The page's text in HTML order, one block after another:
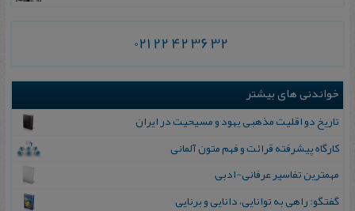
021 22 42 36 32
خواندنی های بیشتر
تاریخ دو اقلیت مذهبی یهود و مسیحیت در ایران
کارگاه پیشرفته قرائت و فهم متون آلمانی
مهمترین تفاسیر عرفانی-ادبی
گفتگو: راهی به توانایی، دانایی و برنایی